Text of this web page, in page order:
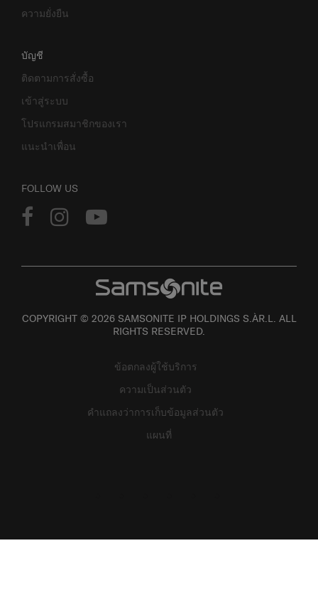
ความยั่งยืน
บัญชี
ติดตามการสั่งซื้อ
เข้าสู่ระบบ
โปรแกรมสมาชิกของเรา
แนะนำเพื่อน
FOLLOW US
COPYRIGHT © 2026 SAMSONITE IP HOLDINGS S.ÀR.L. ALL
RIGHTS RESERVED.
ข้อตกลงผู้ใช้บริการ
ความเป็นส่วนตัว
คำแถลงว่าการเก็บข้อมูลส่วนตัว
แผนที่